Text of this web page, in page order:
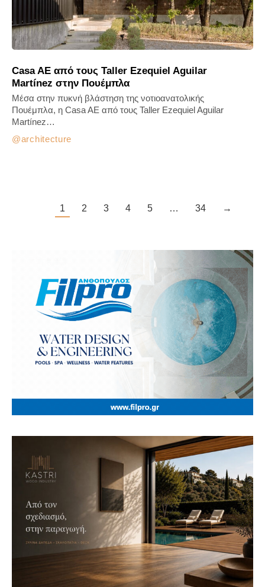
Casa AE από τους Taller Ezequiel Aguilar
Martínez στην Πουέμπλα
architecture
Μέσα στην πυκνή βλάστηση της νοτιοανατολικής
Πουέμπλα, η Casa AE από τους Taller Ezequiel Aguilar
Martínez…
1 2 3 4 5 … 34 →